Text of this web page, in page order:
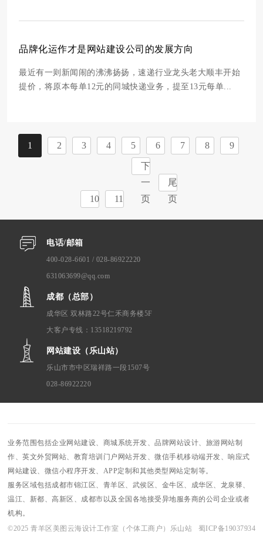
品牌化运作才是网站建设公司的发展方向
最近有一则新闻闹的沸沸扬扬，速递行业龙头老大顺丰开始
提价，将原本每单12元的同城快递业务，提至13元每单...
1 2 3 4 5 6 7 8 9
10 11
下
一
页
尾
页
电话/邮箱
400-028-6601 / 028-86922220
631063699@qq.com
成都（总部）
成华区 双林路22号仁禾商务楼5F
大客户专线：13518219792
网站建设（乐山站）
乐山市市中区瑞祥路一段1507号
028-86922220
业务范围包括企业网站建设、商城系统开发、品牌网站设计、旅游网站制
作、英文外贸网站、教育培训门户网站开发、微信手机移动端开发、响应式
网站建设、微信小程序开发、APP定制和其他类型网站定制等。
服务区域包括成都市锦江区、青羊区、武侯区、金牛区、成华区、龙泉驿、
温江、新都、高新区、成都市以及全国各地接受异地服务商的公司企业或者
机构。
©2025 青羊区美图云海设计工作室（个体工商户）乐山站 蜀ICP备19037934